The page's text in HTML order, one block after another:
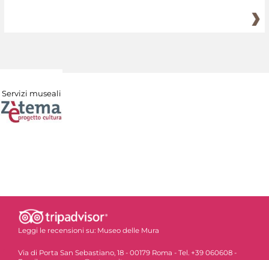
Servizi museali
Leggi le recensioni su: Museo delle Mura
Via di Porta San Sebastiano, 18 - 00179 Roma - Tel. +39 060608 -